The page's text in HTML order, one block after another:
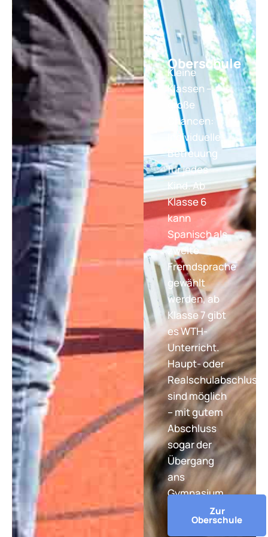
Oberschule
Kleine
Klassen –
große
Chancen:
Individuelle
Betreuung
für jedes
Kind. Ab
Klasse 6
kann
Spanisch als
zweite
Fremdsprache
gewählt
werden, ab
Klasse 7 gibt
es WTH-
Unterricht.
Haupt- oder
Realschulabschluss
sind möglich
– mit gutem
Abschluss
sogar der
Übergang
ans
Gymnasium.
Zur
Oberschule